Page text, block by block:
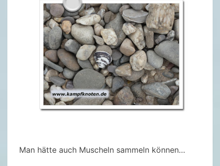
Man hätte auch Muscheln sammeln können…